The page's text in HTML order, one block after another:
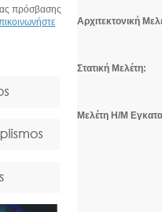
πρόσβασης
Αρχιτεκτονική
Στατική Μελέτη:
Μελέτη Η/Μ